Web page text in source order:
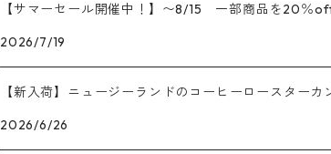
【サマーセール開催中！】〜8/15 一部商品を20％
2026/7/19
【新入荷】ニュージーランドのコーヒーロースター
2026/6/26